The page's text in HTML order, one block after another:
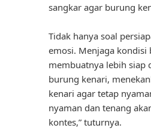
sangkar agar burung
Tidak hanya soal
emosi. Menjaga kondisi
membuatnya lebih siap
burung kenari,
kenari agar tetap
nyaman dan tenang
kontes,” tuturnya.